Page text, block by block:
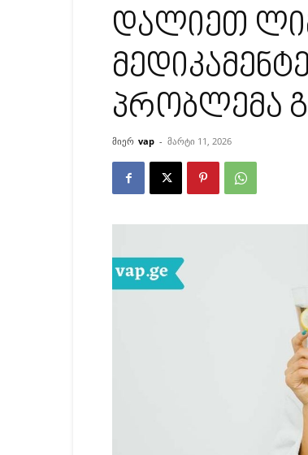
დალიეთ
პრობლემა
მიერ vap - მარტი 11, 2026